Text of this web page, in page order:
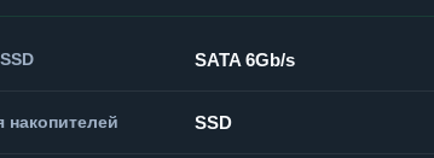
SATA 6Gb/s
накопителей SSD